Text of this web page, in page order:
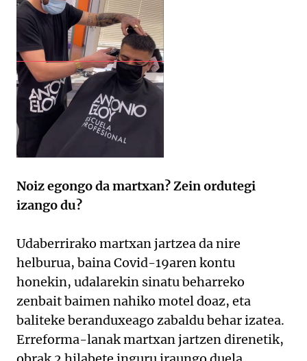
Noiz egongo da martxan? Zein ordutegi
izango du?
Udaberrirako martxan jartzea da nire
helburua, baina Covid-19aren kontu
honekin, udalarekin sinatu beharreko
zenbait baimen nahiko motel doaz, eta
baliteke beranduxeago zabaldu behar izatea.
Erreforma-lanak martxan jartzen direnetik,